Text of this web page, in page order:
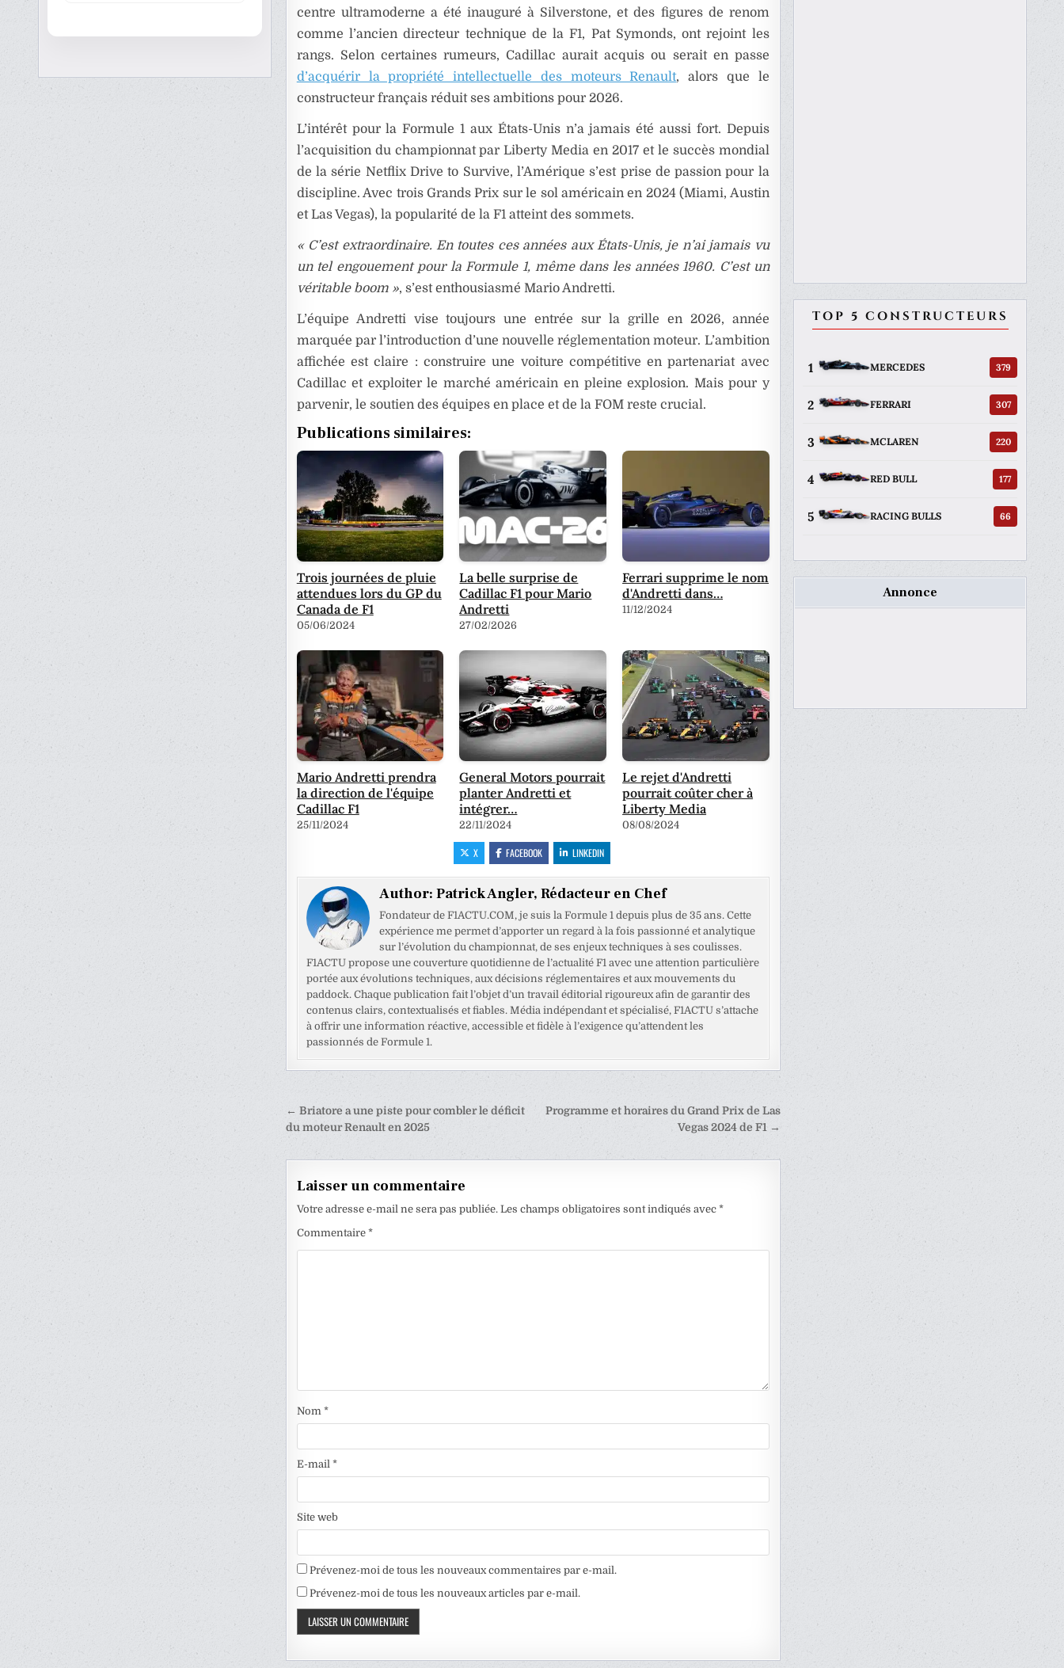
centre ultramoderne a été inauguré à Silverstone, et des figures de renom
comme l’ancien directeur technique de la F1, Pat Symonds, ont rejoint les
rangs. Selon certaines rumeurs, Cadillac aurait acquis ou serait en passe
d’acquérir la propriété intellectuelle des moteurs Renault, alors que le
constructeur français réduit ses ambitions pour 2026.
L’intérêt pour la Formule 1 aux États-Unis n’a jamais été aussi fort. Depuis
l’acquisition du championnat par Liberty Media en 2017 et le succès mondial
de la série Netflix Drive to Survive, l’Amérique s’est prise de passion pour la
discipline. Avec trois Grands Prix sur le sol américain en 2024 (Miami, Austin
et Las Vegas), la popularité de la F1 atteint des sommets.
« C’est extraordinaire. En toutes ces années aux États-Unis, je n’ai jamais vu
un tel engouement pour la Formule 1, même dans les années 1960. C’est un
véritable boom », s’est enthousiasmé Mario Andretti.
L’équipe Andretti vise toujours une entrée sur la grille en 2026, année
marquée par l’introduction d’une nouvelle réglementation moteur. L’ambition
affichée est claire : construire une voiture compétitive en partenariat avec
Cadillac et exploiter le marché américain en pleine explosion. Mais pour y
parvenir, le soutien des équipes en place et de la FOM reste crucial.
Publications similaires:
Trois journées de pluie
attendues lors du GP du
Canada de F1
05/06/2024
La belle surprise de
Cadillac F1 pour Mario
Andretti
27/02/2026
Ferrari supprime le nom
d'Andretti dans…
11/12/2024
Mario Andretti prendra
la direction de l'équipe
Cadillac F1
25/11/2024
General Motors pourrait
planter Andretti et
intégrer…
22/11/2024
Le rejet d'Andretti
pourrait coûter cher à
Liberty Media
08/08/2024
X FACEBOOK LINKEDIN
Author: Patrick Angler, Rédacteur en Chef
Fondateur de F1ACTU.COM, je suis la Formule 1 depuis plus de 35 ans. Cette
expérience me permet d’apporter un regard à la fois passionné et analytique
sur l’évolution du championnat, de ses enjeux techniques à ses coulisses.
F1ACTU propose une couverture quotidienne de l’actualité F1 avec une attention particulière
portée aux évolutions techniques, aux décisions réglementaires et aux mouvements du
paddock. Chaque publication fait l’objet d’un travail éditorial rigoureux afin de garantir des
contenus clairs, contextualisés et fiables. Média indépendant et spécialisé, F1ACTU s’attache
à offrir une information réactive, accessible et fidèle à l’exigence qu’attendent les
passionnés de Formule 1.
Navigation
de
l’article
Programme et horaires du Grand Prix de Las
Vegas 2024 de F1 →
← Briatore a une piste pour combler le déficit
du moteur Renault en 2025
Laisser un commentaire
Votre adresse e-mail ne sera pas publiée. Les champs obligatoires sont indiqués avec *
Commentaire *
Nom *
E-mail *
Site web
Prévenez-moi de tous les nouveaux commentaires par e-mail.
Prévenez-moi de tous les nouveaux articles par e-mail.
TOP 5 CONSTRUCTEURS
1 MERCEDES 379
2 FERRARI 307
3 MCLAREN 220
4 RED BULL 177
5 RACING BULLS 66
Annonce